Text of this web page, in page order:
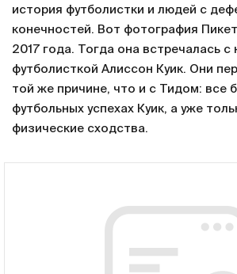
история футболистки и людей с
конечностей. Вот фотография
2017 года. Тогда она встречалась с
футболисткой Алиссон Куик. Они
той же причине, что и с Тидом: все
футбольных успехах Куик, а уже
физические сходства.